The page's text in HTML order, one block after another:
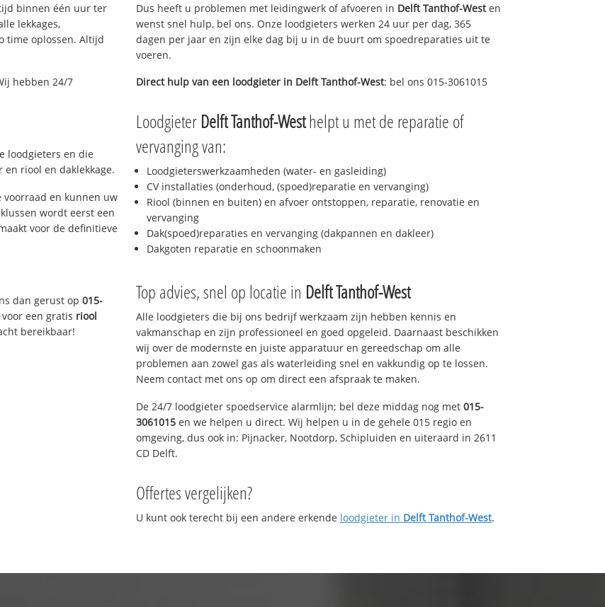
binnen één uur ter
lekkages,
time oplossen. Altijd
hebben 24/7
loodgieters en die
riool en daklekkage.
voorraad en kunnen uw
wordt eerst een
voor de definitieve
dan gerust op015-
een gratis riool
bereikbaar!
Dus heeft u problemen met leidingwerk of afvoeren in Delft Tanthof-Westen
wenst snel hulp, bel ons. Onze loodgieters werken 24 uur per dag, 365
dagen per jaar en zijn elke dag bij u in de buurt om spoedreparaties uit te
voeren.
Direct hulp van een loodgieter in Delft Tanthof-West: bel ons 015-3061015
Loodgieter Delft Tanthof-Westhelpt u met de reparatie of
vervanging van:
Loodgieterswerkzaamheden (water- en gasleiding)
CV installaties (onderhoud, (spoed)reparatie en vervanging)
Riool (binnen en buiten) en afvoer ontstoppen, reparatie, renovatie en
vervanging
Dak(spoed)reparaties en vervanging (dakpannen en dakleer)
Dakgoten reparatie en schoonmaken
Top advies, snel op locatie in Delft Tanthof-West
Alle loodgieters die bij ons bedrijf werkzaam zijn hebben kennis en
vakmanschap en zijn professioneel en goed opgeleid. Daarnaast beschikken
wij over de modernste en juiste apparatuur en gereedschap om alle
problemen aan zowel gas als waterleiding snel en vakkundig op te lossen.
Neem contact met ons op om direct een afspraak te maken.
De 24/7 loodgieter spoedservice alarmlijn; bel deze middag nog met 015-
3061015 en we helpen u direct. Wij helpen u in de gehele 015 regio en
omgeving, dus ook in: Pijnacker, Nootdorp, Schipluiden en uiteraard in 2611
CD Delft.
Offertes vergelijken?
U kunt ook terecht bij een andere erkende loodgieter in Delft Tanthof-West.